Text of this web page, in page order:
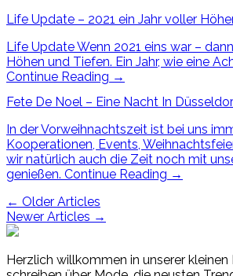
Life Update – 2021 ein Jahr voller
Life Update Wenn 2021 eins war –
Höhen und Tiefen. Ein Jahr, wie eine
Continue Reading →
Fete De Noel – Eine Nacht In
In der Vorweihnachtszeit ist bei uns
Kooperationen, Events,
wir natürlich auch die Zeit noch mit
genießen. Continue Reading →
Post
navigation
← Older Articles
Newer Articles →
Herzlich willkommen in unserer kleinen